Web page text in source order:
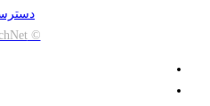
© ITechNet